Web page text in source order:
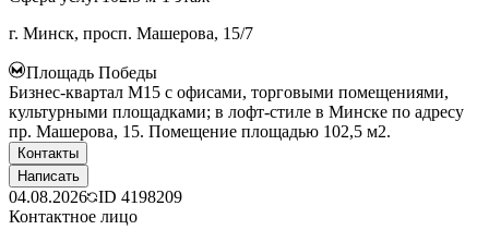
г. Минск, просп. Машерова, 15/7
Площадь Победы
Бизнес-квартал М15 с офисами, торговыми помещениями,
культурными площадками; в лофт-стиле в Минске по адресу
пр. Машерова, 15. Помещение площадью 102,5 м2.
Контакты
Написать
04.08.2026 ID 4198209
Контактное лицо